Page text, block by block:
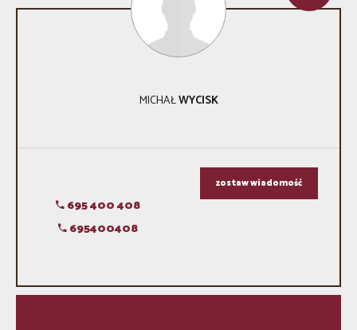
MICHAŁWYCISK
695 400 408
695400408
zostaw wiadomość